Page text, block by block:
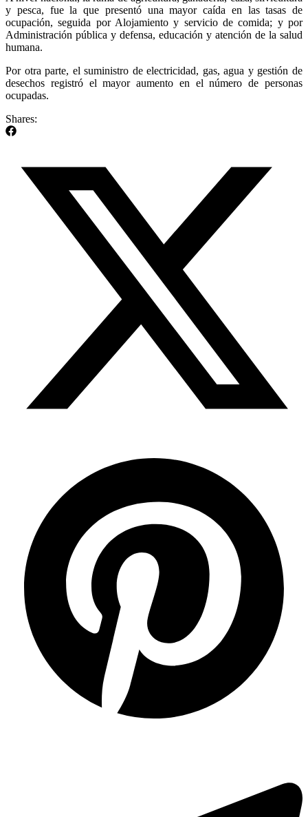
y pesca, fue la que presentó una mayor caída en las tasas de
ocupación, seguida por Alojamiento y servicio de comida; y por
Administración pública y defensa, educación y atención de la salud
humana.
Por otra parte, el suministro de electricidad, gas, agua y gestión de
desechos registró el mayor aumento en el número de personas
ocupadas.
Shares: